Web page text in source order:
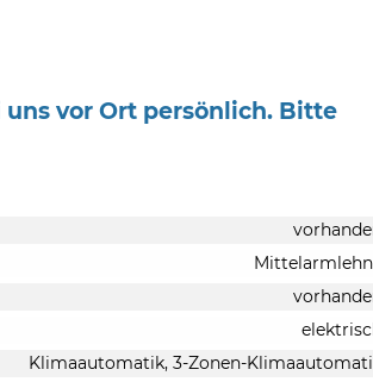
vor Ort persönlich. Bitte
Klimaautomatik, 3-Zonen-